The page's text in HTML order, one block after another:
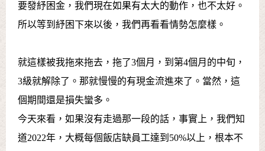
要發紓困金，我們現在如果有太大的動作，也不太好。
所以等到紓困下來以後，我們再看看情勢怎麼樣。
就這樣被我拖來拖去，拖了3個月，到第4個月的中旬，
3級就解除了。那就慢慢的有現金流進來了。當然，這
個期間還是損失蠻多。
今天來看，如果沒有走過那一段的話，事實上，我們知
道2022年，大概每個飯店缺員工達到50%以上，根本不